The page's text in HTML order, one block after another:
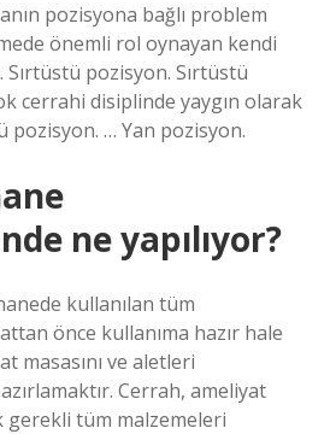
pozisyona bağlı problem
önemli rol oynayan kendi
Sırtüstü pozisyon. Sırtüstü
cerrahi disiplinde yaygın olarak
pozisyon. … Yan pozisyon.
ne yapılıyor?
kullanılan tüm
önce kullanıma hazır hale
masasını ve aletleri
Cerrah, ameliyat
gerekli tüm malzemeleri